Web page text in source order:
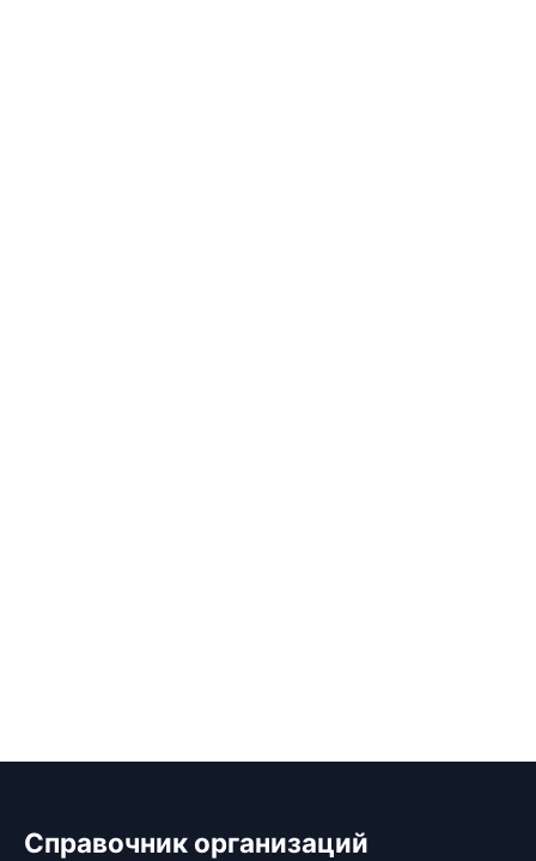
Справочник организаций